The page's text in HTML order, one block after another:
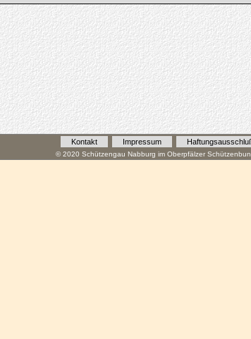
Kontakt Impressum
© 2020 Schützengau Nabburg im Oberpfälzer